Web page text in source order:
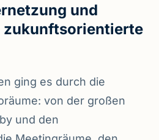
und
ging es durch die
von der großen
und den